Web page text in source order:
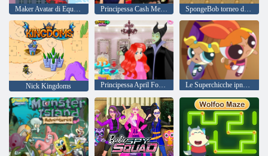
Maker Avatar di Equestria Girls Principessa Cash Me Outside SpongeBob torneo di corse
Nick Kingdoms Principessa April Fools Hair Salon Le Superchicche ipno beatitudine